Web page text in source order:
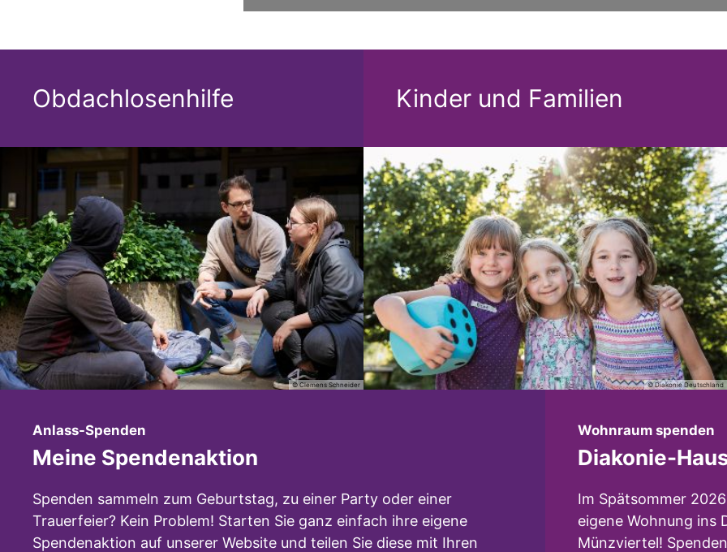
Obdachlosenhilfe
© Clemens Schneider
Kinder und Familien
© Diakonie Deutschland
Wohnraum spenden
Diakonie-
Im Spätsommer
eigene Wohnung ins
Münzviertel!
Anlass-Spenden
Meine Spendenaktion
Spenden sammeln zum Geburtstag, zu einer Party oder einer
Trauerfeier? Kein Problem! Starten Sie ganz einfach ihre eigene
Spendenaktion auf unserer Website und teilen Sie diese mit Ihren